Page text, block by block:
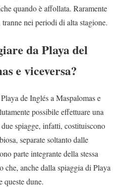
quando è affollata. Raramente
nei periodi di alta stagione.
da Playa del
e viceversa?
de Inglés a Maspalomas e
possibile effettuare una
spiagge, infatti, costituiscono
separate soltanto dalle
parte integrante della stessa
anche dalla spiaggia di Playa
queste dune.